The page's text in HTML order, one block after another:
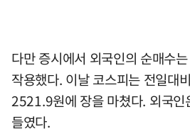
다만 증시에서 외국인의 순매수
작용했다. 이날 코스피는 전일대
2521.9원에 장을 마쳤다. 외국
들였다.